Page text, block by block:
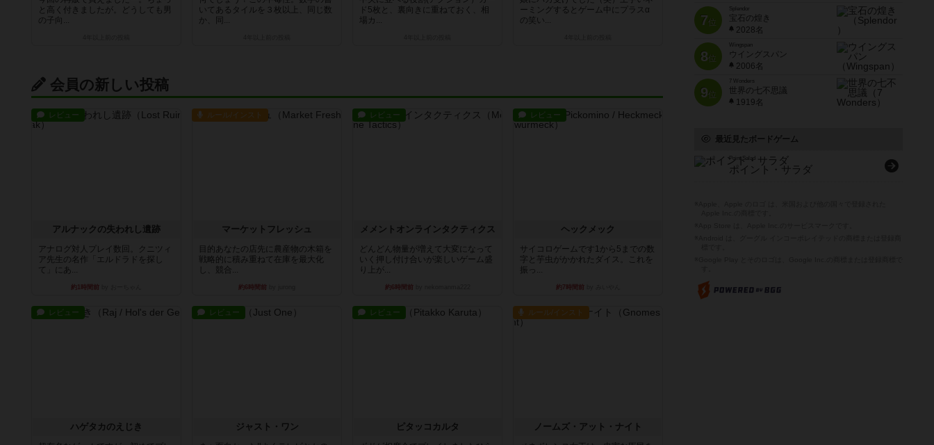
と高く付きましたが。どうしても男
の子向...
いてあるタイルを３枚以上、同じ数
か、同...
ド5枚と、裏向きに重ねておく、相
場カ...
ーミングするとゲーム中にプラスα
の笑い...
会員の新しい投稿
レビュー
アルナックの失われし遺跡
アナログ対人プレイ数回。クニツィ
ア先生の名作「エルドラドを探し
て」にあ...
約1時間前
ルール/インスト
マーケットフレッシュ
目的あなたの店先に農産物の木箱を
戦略的に積み重ねて在庫を最大化
し、競合...
約6時間前
レビュー
メメントオンラインタクティクス
どんどん物量が増えて大変になって
いく押し付け合いが楽しいゲーム盛
り上が...
約6時間前
レビュー
ヘックメック
サイコロゲームです1から5までの数
字と芋虫がかかれたダイス。これを
振っ...
約7時間前
レビュー
ハゲタカのえじき
レビュー
ジャスト・ワン
レビュー
ピタッコカルタ
ルール/インスト
ノームズ・アット・ナイト
7位
宝石の煌き
2028名
8位
Wingspan
ウイングスパン
2006名
9位
7 Wonders
世界の七不思議
1919名
最近見たボードゲーム
Point Salad
ポイント・サラダ